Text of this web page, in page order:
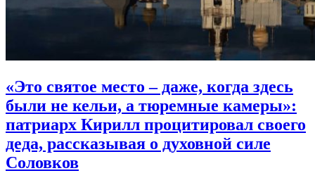
«Это святое место – даже, когда здесь
были не кельи, а тюремные камеры»:
патриарх Кирилл процитировал своего
деда, рассказывая о духовной силе
Соловков